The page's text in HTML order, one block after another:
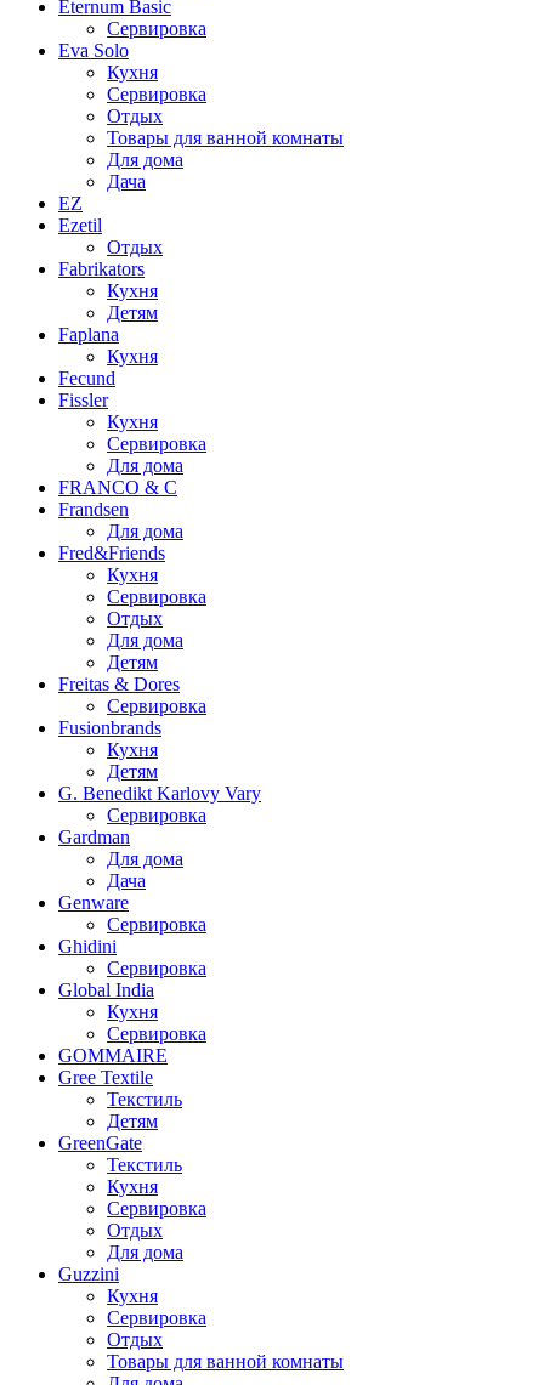
Eternum Basic
Сервировка
Eva Solo
Кухня
Сервировка
Отдых
Товары для ванной комнаты
Для дома
Дача
EZ
Ezetil
Отдых
Fabrikators
Кухня
Детям
Faplana
Кухня
Fecund
Fissler
Кухня
Сервировка
Для дома
FRANCO & C
Frandsen
Для дома
Fred&Friends
Кухня
Сервировка
Отдых
Для дома
Детям
Freitas & Dores
Сервировка
Fusionbrands
Кухня
Детям
G. Benedikt Karlovy Vary
Сервировка
Gardman
Для дома
Дача
Genware
Сервировка
Ghidini
Сервировка
Global India
Кухня
Сервировка
GOMMAIRE
Gree Textile
Текстиль
Детям
GreenGate
Текстиль
Кухня
Сервировка
Отдых
Для дома
Guzzini
Кухня
Сервировка
Отдых
Товары для ванной комнаты